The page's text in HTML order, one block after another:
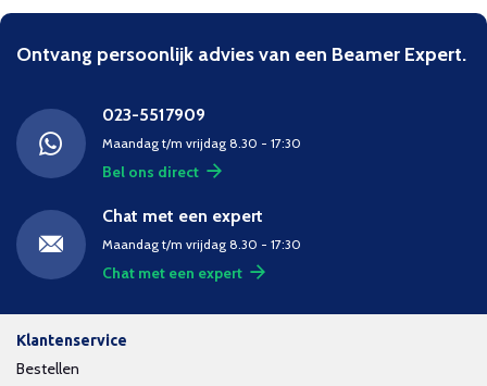
Ontvang persoonlijk advies van een Beamer Expert.
023-5517909
Maandag t/m vrijdag 8.30 - 17:30
Bel ons direct
Chat met een expert
Maandag t/m vrijdag 8.30 - 17:30
Chat met een expert
Klantenservice
Bestellen